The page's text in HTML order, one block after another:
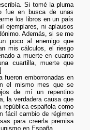
Si tomé la pluma
fue en busca de unas
los libros en un país
ejemplares, ni aplausos
Además, si se me
poco al enemigo que
mis cálculos, el riesgo
a muerte en cuanto
cuartilla, muerte que
fueron emborronadas en
el mismo mes que se
de mí un repentino
la verdadera causa que
española como
fácil cambio de régimen
para creerla premisa
en España.